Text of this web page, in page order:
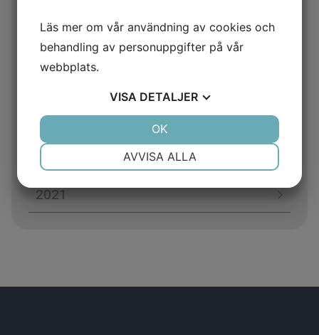
2026
2025
2023
2022
2021
Läs mer om vår användning av cookies och
behandling av personuppgifter på vår
webbplats.
VISA DETALJER
MARKNADSFÖRING
AVVISA ALLA
OK